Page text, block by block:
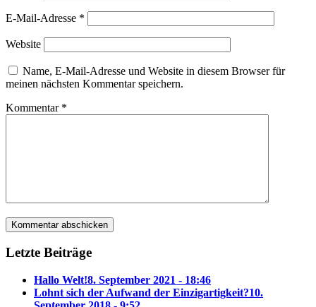
E-Mail-Adresse *
Website
Name, E-Mail-Adresse und Website in diesem Browser für
meinen nächsten Kommentar speichern.
Kommentar *
Letzte Beiträge
Hallo Welt!8. September 2021 - 18:46
Lohnt sich der Aufwand der Einzigartigkeit?10.